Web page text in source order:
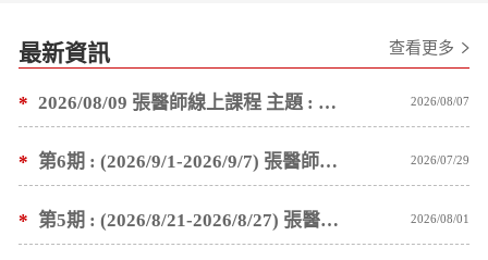
最新資訊 查看更多
* 2026/08/09 張醫師線上課程 主題 : 褥瘡案例後續追蹤 及按推方法 2026/08/07
* 第6期 : (2026/9/1-2026/9/7) 張醫師親自培訓手法 廣州基礎班7 天錄取名單公告 2026/07/29
* 第5期 : (2026/8/21-2026/8/27) 張醫師親自培訓手法 廣州基礎班7 天錄取名單公告 2026/08/01